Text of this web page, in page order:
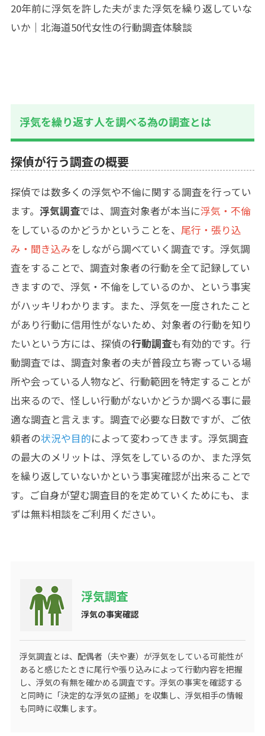
20年前に浮気を許した夫がまた浮気を繰り返していな
いか｜北海道50代女性の行動調査体験談
浮気を繰り返す人を調べる為の調査とは
探偵が行う調査の概要
探偵では数多くの浮気や不倫に関する調査を行ってい
ます。 浮気調査では、調査対象者が本当に浮気・不倫
をしているのかどうかということを、 尾行・張り込
み・聞き込みをしながら調べていく調査です。浮気調
査をすることで、調査対象者の行動を全て記録してい
きますので、浮気・不倫をしているのか、という事実
がハッキリわかります。また、浮気を一度されたこと
があり行動に信用性がないため、対象者の行動を知り
たいという方には、探偵の行動調査も有効的です。行
動調査では、調査対象者の夫が普段立ち寄っている場
所や会っている人物など、行動範囲を特定することが
出来るので、怪しい行動がないかどうか調べる事に最
適な調査と言えます。調査で必要な日数ですが、ご依
頼者の状況や目的によって変わってきます。浮気調査
の最大のメリットは、浮気をしているのか、また浮気
を繰り返していないかという事実確認が出来ることで
す。ご自身が望む調査目的を定めていくためにも、ま
ずは無料相談をご利用ください。
浮気調査
浮気の事実確認
浮気調査とは、配偶者（夫や妻）が浮気をしている可能性が
あると感じたときに尾行や張り込みによって行動内容を把握
し、浮気の有無を確かめる調査です。浮気の事実を確認する
と同時に「決定的な浮気の証拠」を収集し、浮気相手の情報
も同時に収集します。